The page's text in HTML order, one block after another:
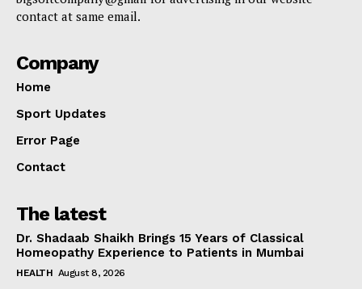
contact at same email.
Company
Home
Sport Updates
Error Page
Contact
The latest
Dr. Shadaab Shaikh Brings 15 Years of Classical
Homeopathy Experience to Patients in Mumbai
HEALTH August 8, 2026